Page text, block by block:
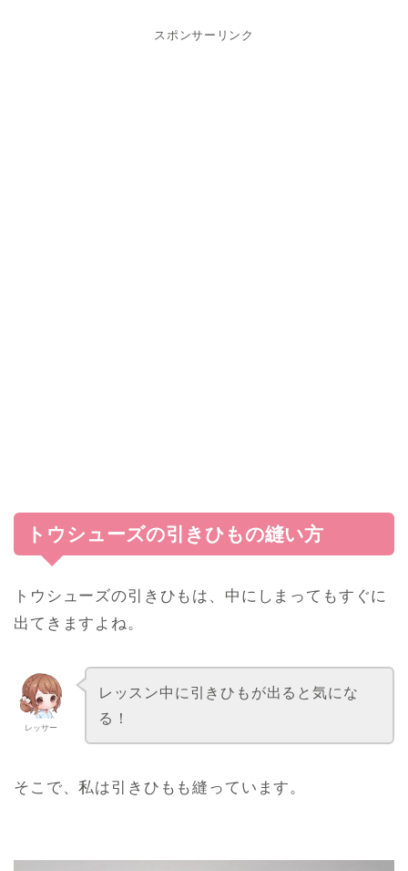
スポンサーリンク
トウシューズの引きひもの縫い方
トウシューズの引きひもは、中にしまってもすぐに
出てきますよね。
レッサー
レッスン中に引きひもが出ると気にな
る！
そこで、私は引きひもも縫っています。